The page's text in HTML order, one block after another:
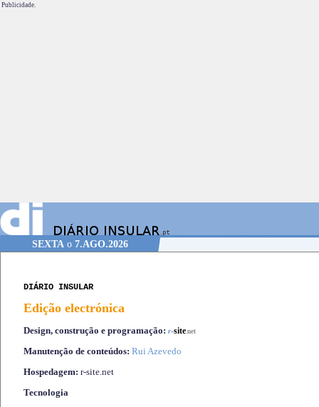
Publicidade.
SEXTA o 7.AGO.2026
DIÁRIO INSULAR
Edição electrónica
Design, construção e programação: r-site.net
Manutenção de conteúdos: Rui Azevedo
Hospedagem: r-site.net
Tecnologia